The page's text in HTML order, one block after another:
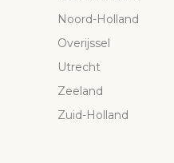
Noord-Holland
Overijssel
Utrecht
Zeeland
Zuid-Holland